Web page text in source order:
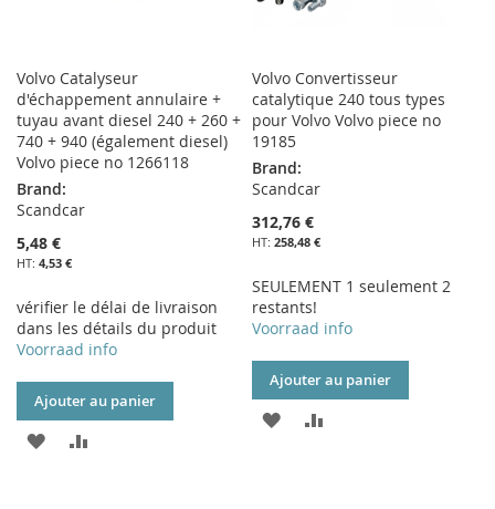
Volvo Catalyseur
d'échappement annulaire +
tuyau avant diesel 240 + 260 +
740 + 940 (également diesel)
Volvo piece no 1266118
Brand:
Scandcar
5,48 €
4,53 €
vérifier le délai de livraison
dans les détails du produit
Voorraad info
Ajouter au panier
AJOUTER
Volvo Convertisseur
catalytique 240 tous types
pour Volvo Volvo piece no
19185
Brand:
Scandcar
312,76 €
258,48 €
SEULEMENT 1 seulement 2
restants!
Voorraad info
Ajouter au panier
AJOUTER